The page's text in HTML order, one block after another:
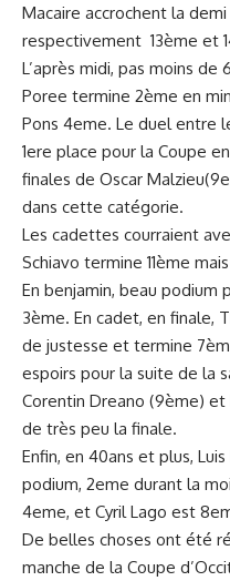
Macaire accrochent la
respectivement 13ème et
L’après midi, pas moins
Poree termine 2ème en
Pons 4eme. Le duel entre
1ere place pour la Coupe
finales de Oscar
dans cette catégorie.
Les cadettes courraient
Schiavo termine 11ème
En benjamin, beau podium
3ème. En cadet, en finale,
de justesse et termine
espoirs pour la suite de la
Corentin Dreano (9ème)
de très peu la finale.
Enfin, en 40ans et plus,
podium, 2eme durant la
4eme, et Cyril Lago est
De belles choses ont été
manche de la Coupe